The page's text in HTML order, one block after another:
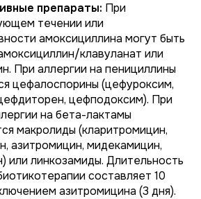
препараты: При
течении или
амоксициллина могут быть
клавуланат или
При аллергии на пенициллины
цефалоспорины (цефуроксим,
цефподоксим). При
на бета-лактамы
макролиды (кларитромицин,
азитромицин, мидекамицин,
или линкозамиды. Длительность
составляет 10
азитромицина (3 дня).